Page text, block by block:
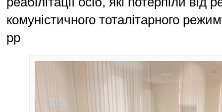
комуністичного тоталітарного
рр